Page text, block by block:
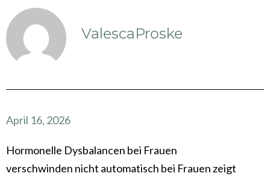
ValescaProske
April 16, 2026
Hormonelle Dysbalancen bei Frauen
verschwinden nicht automatisch bei Frauen zeigt